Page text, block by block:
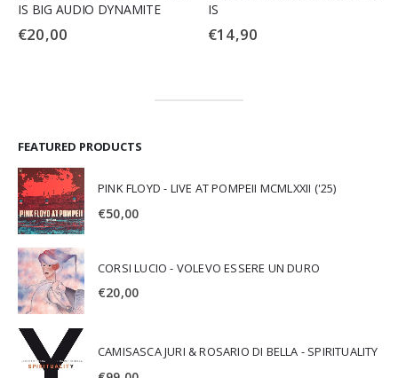
IS BIG AUDIO DYNAMITE
€20,00
IS
€14,90
FEATURED PRODUCTS
PINK FLOYD - LIVE AT POMPEII MCMLXXII ('25)
€50,00
CORSI LUCIO - VOLEVO ESSERE UN DURO
€20,00
CAMISASCA JURI & ROSARIO DI BELLA - SPIRITUALITY